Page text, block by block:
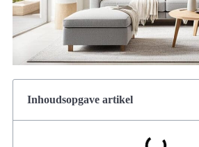
Inhoudsopgave artikel